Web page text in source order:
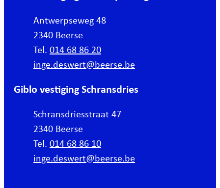
AdresAntwerpseweg 48
,2340 Beerse
014 68 86 20
E-mailinge.deswert@beerse.be
Giblo vestiging Schransdries
AdresSchransdriesstraat 47
,2340 Beerse
014 68 86 10
E-mailinge.deswert@beerse.be